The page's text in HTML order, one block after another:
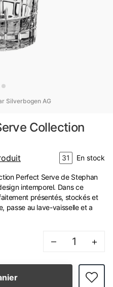
Silverbogen AG
Collection
31 En stock
Perfect Serve de Stephan
intemporel. Dans ce
présentés, stockés et
passe au lave-vaisselle et a
– +